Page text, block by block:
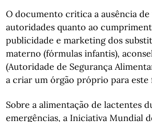
O documento critica a ausência de
autoridades quanto ao
publicidade e marketing dos
materno (fórmulas infantis),
(Autoridade de Segurança
a criar um órgão próprio para este
Sobre a alimentação de lactentes
emergências, a Iniciativa Mundial